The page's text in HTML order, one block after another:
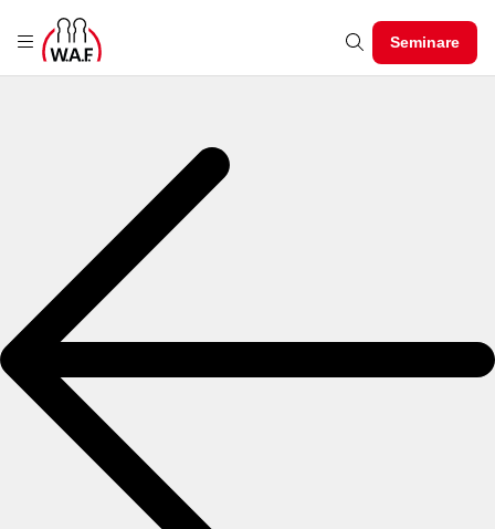
Seminare